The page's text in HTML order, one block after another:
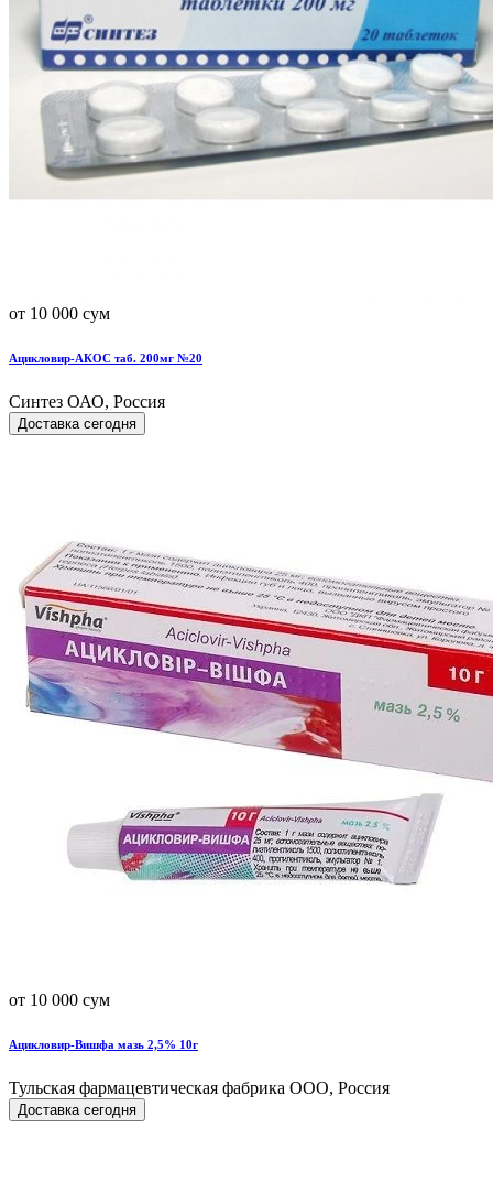
от 10 000 сум
Ацикловир-АКОС таб. 200мг №20
Синтез ОАО, Россия
Доставка сегодня
от 10 000 сум
Ацикловир-Вишфа мазь 2,5% 10г
Тульская фармацевтическая фабрика ООО, Россия
Доставка сегодня